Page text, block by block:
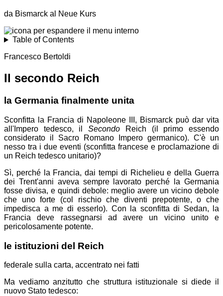
da Bismarck al Neue Kurs
Table of Contents
Francesco Bertoldi
Il secondo Reich
la Germania finalmente unita
Sconfitta la Francia di Napoleone III, Bismarck può dar vita
all'Impero tedesco, ilSecondo Reich (il primo essendo
considerato il Sacro Romano Impero germanico). C'è un
nesso tra i due eventi (sconfitta francese e proclamazione di
un Reich tedesco unitario)?
Sì, perché la Francia, dai tempi di Richelieu e della Guerra
dei Trent'anni aveva sempre lavorato perché la Germania
fosse divisa, e quindi debole: meglio avere un vicino debole
che uno forte (col rischio che diventi prepotente, o che
impedisca a me di esserlo). Con la sconfitta di Sedan, la
Francia deve rassegnarsi ad avere un vicino unito e
pericolosamente potente.
le istituzioni del Reich
federale sulla carta, accentrato nei fatti
Ma vediamo anzitutto che struttura istituzionale si diede il
nuovo Stato tedesco: